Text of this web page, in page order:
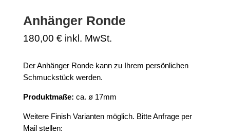
Anhänger Ronde
180,00 € inkl. MwSt.
Der Anhänger Ronde kann zu Ihrem persönlichen
Schmuckstück werden.
Produktmaße: ca. ø 17mm
Weitere Finish Varianten möglich. Bitte Anfrage per
Mail stellen: